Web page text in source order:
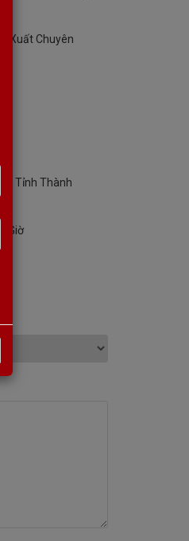
Xuất Chuyên
63 Tỉnh Thành
Giờ